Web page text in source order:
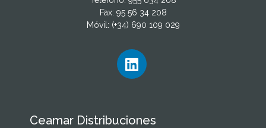
Fax: 95 56 34 208
Móvil: (+34) 690 109 029
Ceamar Distribuciones